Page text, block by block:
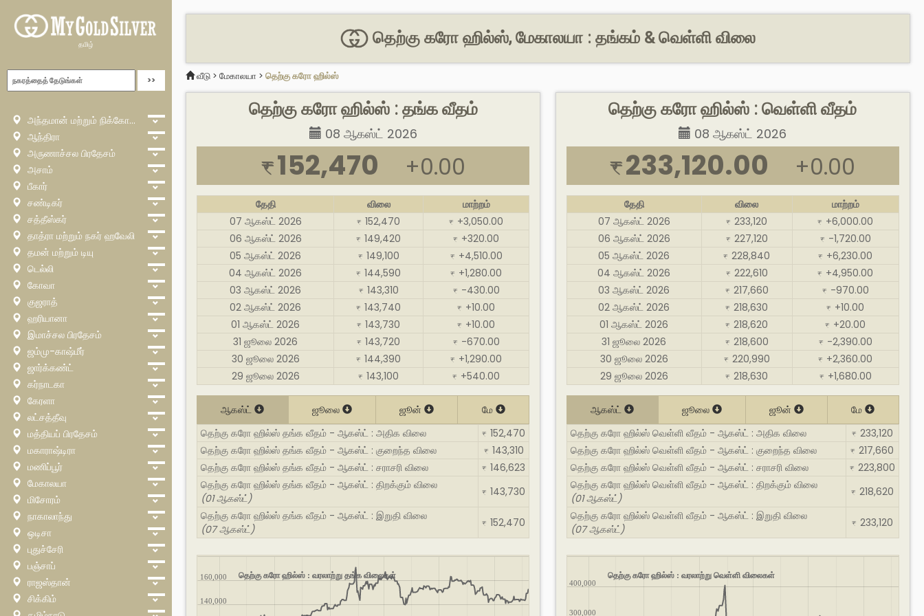
தமிழ்
அந்தமான் மற்றும் நிக்கோபார்
ஆந்திரா
அருணாச்சல பிரதேசம்
அசாம்
பீகார்
சண்டிகர்
சத்தீஸ்கர்
தாத்ரா மற்றும் நகர் ஹவேலி
தமன் மற்றும் டியு
டெல்லி
கோவா
குஜராத்
ஹரியானா
இமாச்சல பிரதேசம்
ஜம்மு-காஷ்மீர்
ஜார்க்கண்ட்
கர்நாடகா
கேரளா
லட்சத்தீவு
மத்தியப் பிரதேசம்
மகாராஷ்டிரா
மணிப்பூர்
மேகாலயா
மிசோரம்
நாகாலாந்து
ஒடிசா
புதுச்சேரி
பஞ்சாப்
ராஜஸ்தான்
சிக்கிம்
தெற்கு கரோ ஹில்ஸ், மேகாலயா : தங்கம் & வெள்ளி விலை
வீடு > மேகாலயா > தெற்கு கரோ ஹில்ஸ்
தெற்கு கரோ ஹில்ஸ் : தங்க வீதம்
08 ஆகஸ்ட் 2026
₹152,470 +0.00
தேதி விலை
மாற்றம்
07 ஆகஸ்ட் 2026
₹ 152,470 ₹ +3,050.00
06 ஆகஸ்ட் 2026
₹ 149,420 ₹ +320.00
05 ஆகஸ்ட் 2026
₹ 149,100 ₹ +4,510.00
04 ஆகஸ்ட் 2026
₹ 144,590 ₹ +1,280.00
03 ஆகஸ்ட் 2026
₹ 143,310 ₹ -430.00
02 ஆகஸ்ட் 2026
₹ 143,740 ₹ +10.00
01 ஆகஸ்ட் 2026
₹ 143,730 ₹ +10.00
31 ஜூலை 2026
₹ 143,720 ₹ -670.00
30 ஜூலை 2026
₹ 144,390 ₹ +1,290.00
29 ஜூலை 2026
₹ 143,100 ₹ +540.00
ஆகஸ்ட் ஜூலை ஜூன்
மே
தெற்கு கரோ ஹில்ஸ் தங்க வீதம் - ஆகஸ்ட் : அதிக விலை
₹ 152,470
தெற்கு கரோ ஹில்ஸ் தங்க வீதம் - ஆகஸ்ட் : குறைந்த விலை
₹ 143,310
தெற்கு கரோ ஹில்ஸ் தங்க வீதம் - ஆகஸ்ட் : சராசரி விலை
₹ 146,623
தெற்கு கரோ ஹில்ஸ் தங்க வீதம் - ஆகஸ்ட் : திறக்கும் விலை
(01 ஆகஸ்ட்)
₹ 143,730
தெற்கு கரோ ஹில்ஸ் தங்க வீதம் - ஆகஸ்ட் : இறுதி விலை
(07 ஆகஸ்ட்)
₹ 152,470
தெற்கு கரோ ஹில்ஸ் : வரலாற்று தங்க விலைகள்
140,000
160,000
தெற்கு கரோ ஹில்ஸ் : வெள்ளி வீதம்
08 ஆகஸ்ட் 2026
₹233,120.00 +0.00
தேதி விலை
மாற்றம்
07 ஆகஸ்ட் 2026
₹ 233,120 ₹ +6,000.00
06 ஆகஸ்ட் 2026
₹ 227,120 ₹ -1,720.00
05 ஆகஸ்ட் 2026
₹ 228,840 ₹ +6,230.00
04 ஆகஸ்ட் 2026
₹ 222,610 ₹ +4,950.00
03 ஆகஸ்ட் 2026
₹ 217,660 ₹ -970.00
02 ஆகஸ்ட் 2026
₹ 218,630 ₹ +10.00
01 ஆகஸ்ட் 2026
₹ 218,620 ₹ +20.00
31 ஜூலை 2026
₹ 218,600 ₹ -2,390.00
30 ஜூலை 2026
₹ 220,990 ₹ +2,360.00
29 ஜூலை 2026
₹ 218,630 ₹ +1,680.00
ஆகஸ்ட் ஜூலை ஜூன்
மே
தெற்கு கரோ ஹில்ஸ் வெள்ளி வீதம் - ஆகஸ்ட் : அதிக விலை
₹ 233,120
தெற்கு கரோ ஹில்ஸ் வெள்ளி வீதம் - ஆகஸ்ட் : குறைந்த விலை
₹ 217,660
தெற்கு கரோ ஹில்ஸ் வெள்ளி வீதம் - ஆகஸ்ட் : சராசரி விலை
₹ 223,800
தெற்கு கரோ ஹில்ஸ் வெள்ளி வீதம் - ஆகஸ்ட் : திறக்கும் விலை
(01 ஆகஸ்ட்)
₹ 218,620
தெற்கு கரோ ஹில்ஸ் வெள்ளி வீதம் - ஆகஸ்ட் : இறுதி விலை
(07 ஆகஸ்ட்)
₹ 233,120
தெற்கு கரோ ஹில்ஸ் : வரலாற்று வெள்ளி விலைகள்
300,000
400,000